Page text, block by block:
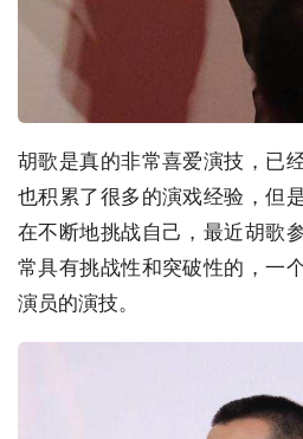
胡歌是真的非常喜爱演技，已
也积累了很多的演戏经验，但
在不断地挑战自己，最近胡歌
常具有挑战性和突破性的，一
演员的演技。